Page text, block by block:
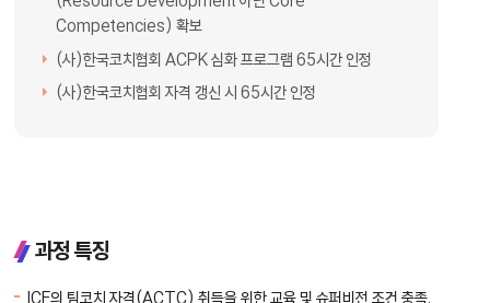
Competencies) 확보
(사)한국코치협회 ACPK 심화 프로그램 65시간 인정
(사)한국코치협회 자격 갱신 시 65시간 인정
과정 특징
ICF의 팀코치 자격(ACTC) 취득을 위한 교육 및 슈퍼비전 조건 충족,